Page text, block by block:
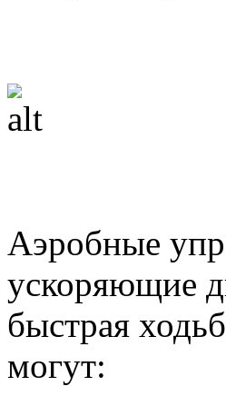
Аэробные
ускоряющие
быстрая
могут: